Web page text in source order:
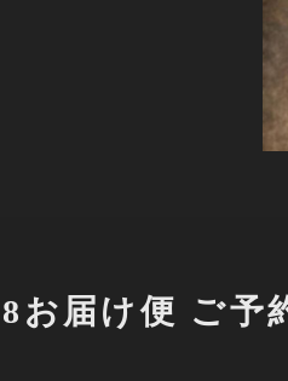
お届け便 ご予